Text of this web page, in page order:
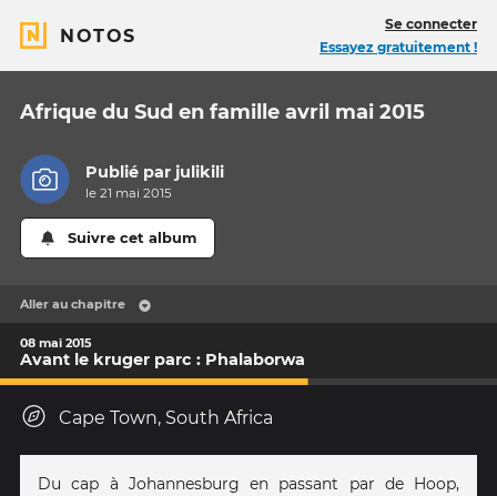
NOTOS
Se connecter
Essayez gratuitement !
Afrique du Sud en famille avril mai 2015
Publié par julikili
le 21 mai 2015
Suivre cet album
Aller au chapitre
08 mai 2015
Avant le kruger parc : Phalaborwa
Cape Town, South Africa
Du cap à Johannesburg en passant par de Hoop,